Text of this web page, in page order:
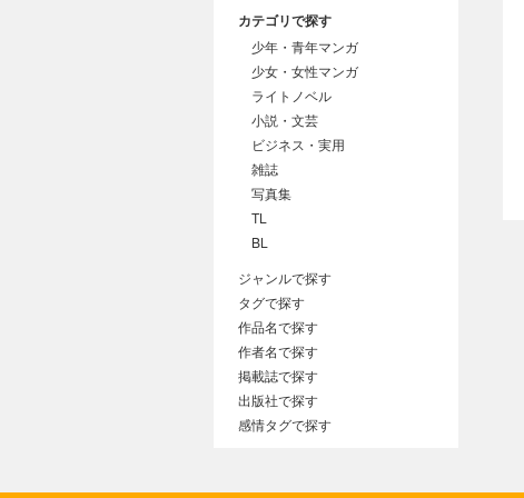
カテゴリで探す
少年・青年マンガ
少女・女性マンガ
ライトノベル
小説・文芸
ビジネス・実用
雑誌
写真集
TL
BL
ジャンルで探す
タグで探す
作品名で探す
作者名で探す
掲載誌で探す
出版社で探す
感情タグで探す